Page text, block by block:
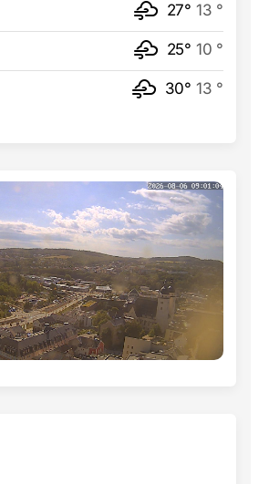
27° 13 °
25° 10 °
30° 13 °